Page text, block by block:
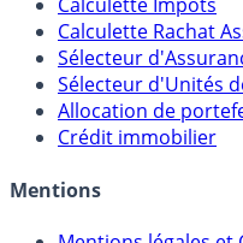
Calculateur d'intérêts
Calculette Impôts
Calculette Rachat
Sélecteur
Sélecteur d'Unités
Allocation de